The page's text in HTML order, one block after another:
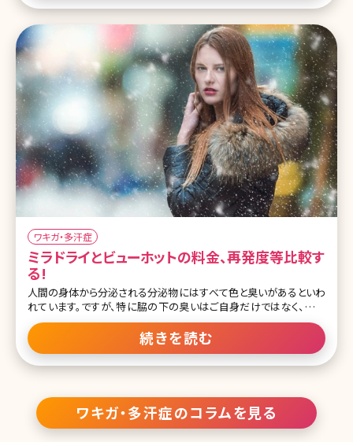
ワキガ・多汗症
ミラドライとビューホットの料金、再発度等比較す
る!
人間の身体から分泌される分泌物にはすべて色と臭いがあるといわ
れています。ですが、特に脇の下の臭いはご自身だけではなく、他人
に不快感を与えてしまうことも少なくありません。 脇の下の臭い、そ
れは皮下のアポクリン汗腺とエクリン汗腺から分泌される汗が原因
となっていますが、実は、汗には水分だけではなく、タンパク質や糖
質、アンモニアが含まれています。 そして、これらの成分を餌として表
に、医療機関で治療できる「ミラドライ」と「ビューホット」があり、どち
らも切らないワキガ治療法として知られています。 それでは、現在医
療機関で行われているワキガ治療の「ミラドライ」、そして「ビューホッ
続きを読む
ワキガ・多汗症のコラムを見る